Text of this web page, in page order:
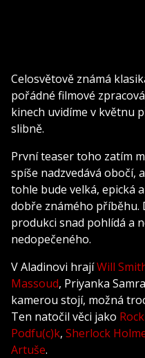
Celosvětově známá
pořádné filmové
kinech uvidíme v květnu
slibně.
První teaser toho zatím
spíše nadzvedává obočí,
tohle bude velká, epická
dobře známého příběhu.
produkci snad pohlídá a
nedopečeného.
V Aladinovi hrajíWill
Massoud, Priyanka
kamerou stojí, možná
Ten natočil věci jako
Podfu(c)k, Sherlock
Artuše.